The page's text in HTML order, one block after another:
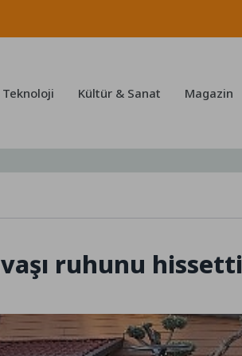
Teknoloji Kültür & Sanat Magazin
ruhunu hissetti